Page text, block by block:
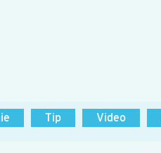
Tip Video